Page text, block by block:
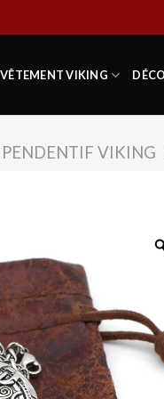
VÊTEMENT VIKING
PENDENTIF VIKING